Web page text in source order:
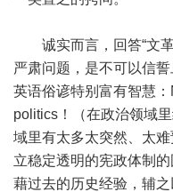
诚实而言，回答“文革
严肃问题，是不可以信
英语俗谚特别富有智
politics！（在政治领域
域里有太多太突然、太
立稳定透明的宪政体制
藉过去的历史经验，辅